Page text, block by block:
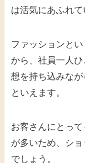
は活気にあふれて
ファッションと
から、社員一人
想を持ち込みな
といえます。
お客さんにとっ
が多いため、シ
でしょう。